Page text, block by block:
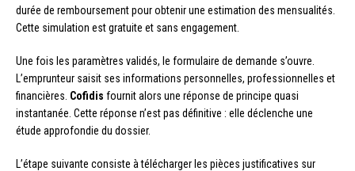
durée de remboursement pour obtenir une estimation des mensualités.
Cette simulation est gratuite et sans engagement.
Une fois les paramètres validés, le formulaire de demande s’ouvre.
L’emprunteur saisit ses informations personnelles, professionnelles et
financières. Cofidis fournit alors une réponse de principe quasi
instantanée. Cette réponse n’est pas définitive : elle déclenche une
étude approfondie du dossier.
L’étape suivante consiste à télécharger les pièces justificatives sur